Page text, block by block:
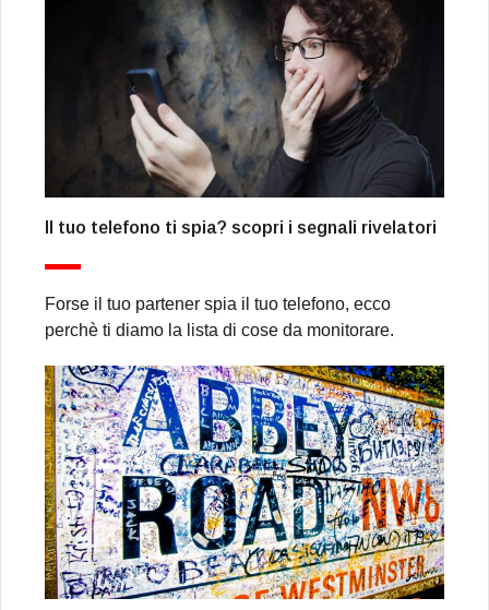
Il tuo telefono ti spia? scopri i segnali rivelatori
Forse il tuo partener spia il tuo telefono, ecco
perchè ti diamo la lista di cose da monitorare.